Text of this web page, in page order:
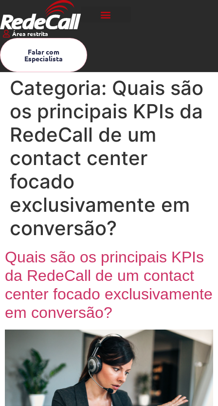
Área restrita
Falar com
Especialista
Categoria: Quais são
os principais KPIs da
RedeCall de um
contact center
focado
exclusivamente em
conversão?
Quais são os principais KPIs
da RedeCall de um contact
center focado exclusivamente
em conversão?